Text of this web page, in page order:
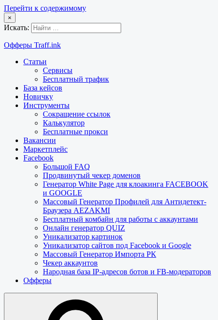
Перейти к содержимому
×
Искать:
Офферы Traff.ink
Статьи
Сервисы
Бесплатный трафик
База кейсов
Новичку
Инструменты
Сокращение ссылок
Калькулятор
Бесплатные прокси
Вакансии
Маркетплейс
Facebook
Большой FAQ
Продвинутый чекер доменов
Генератор White Page для клоакинга FACEBOOK
и GOOGLE
Массовый Генератор Профилей для Антидетект-
Браузера AEZAKMI
Бесплатный комбайн для работы с аккаунтами
Онлайн генератор QUIZ
Уникализатор картинок
Уникализатор сайтов под Facebook и Google
Массовый Генератор Импорта РК
Чекер аккаунтов
Народная база IP-адресов ботов и FB-модераторов
Офферы